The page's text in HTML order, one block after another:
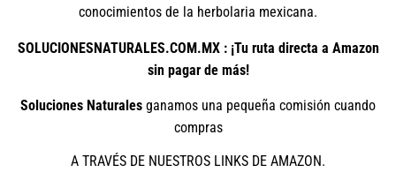
conocimientos de la herbolaria mexicana.
SOLUCIONESNATURALES.COM.MX : ¡Tu ruta directa a Amazon
sin pagar de más!
Soluciones Naturales ganamos una pequeña comisión cuando
compras
A TRAVÉS DE NUESTROS LINKS DE AMAZON.